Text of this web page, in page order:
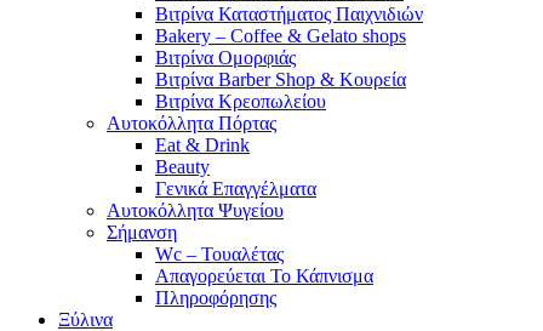
Βιτρίνα Καταστήματος Παιχνιδιών
Bakery – Coffee & Gelato shops
Βιτρίνα Ομορφιάς
Βιτρίνα Barber Shop & Κουρεία
Βιτρίνα Κρεοπωλείου
Αυτοκόλλητα Πόρτας
Eat & Drink
Beauty
Γενικά Επαγγέλματα
Αυτοκόλλητα Ψυγείου
Σήμανση
Wc – Τουαλέτας
Απαγορεύεται Το Κάπνισμα
Πληροφόρησης
Ξύλινα